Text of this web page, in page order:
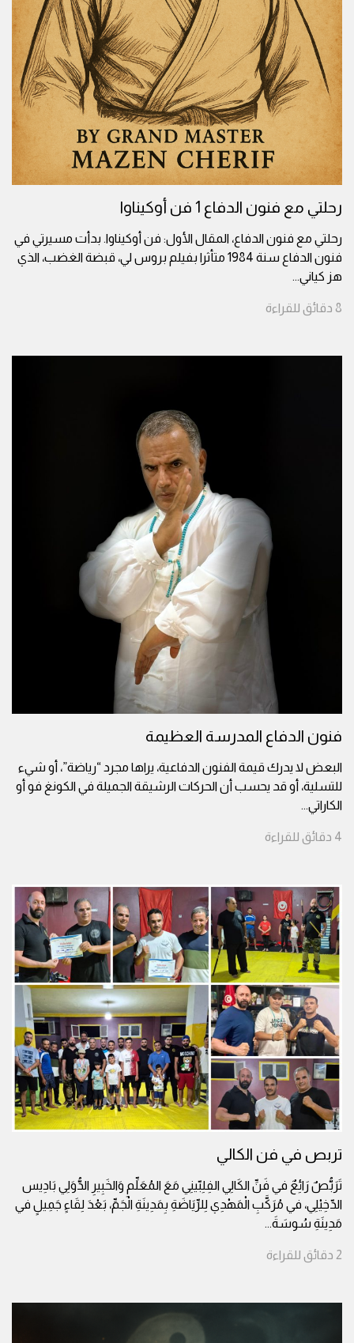
رحلتي مع فنون الدفاع 1 فن أوكيناوا
رحلتي مع فنون الدفاع، المقال الأول: فن أوكيناوا. بدأت مسيرتي في
فنون الدفاع سنة 1984 متأثرا بفيلم بروس لي، قبضة الغضب، الذي
هز كياني...
8 دقائق للقراءة
فنون الدفاع المدرسة العظيمة
البعض لا يدرك قيمة الفنون الدفاعية، يراها مجرد “رياضة”، أو شيء
للتسلية، أو قد يحسب أن الحركات الرشيقة الجميلة في الكونغ فو أو
الكاراتي...
4 دقائق للقراءة
تربص في فن الكالي
تَرَبُّصٌ رَائِعٌ في فَنِّ الكَالِي الفِلِبّينِي مَعَ المُعَلِّمِ وَالخَبِيرِ الدُّوَلِي بَادِيس
الدّخِيْلِي، في مُرَكَّبِ الْمَهْدِي لِلرِّيَاضَةِ بِمَدِينَةِ الْجَمِّ، بَعْدَ لِقَاءٍ جَمِيلٍ في
مَدِينَةِ سُوسَةَ...
2 دقائق للقراءة